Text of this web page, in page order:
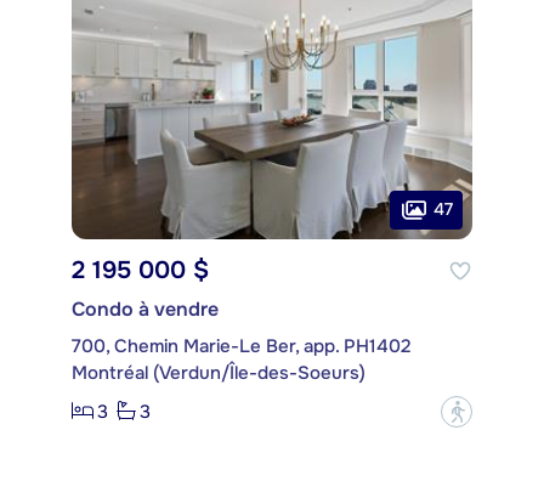
47
2 195 000 $
Condo à vendre
700, Chemin Marie-Le Ber, app. PH1402
Montréal (Verdun/Île-des-Soeurs)
3
3 ?